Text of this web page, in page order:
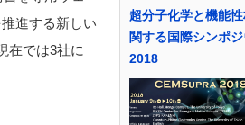
進する新しい
在では3社に
超分子化学と機能
関する国際シンポ
2018